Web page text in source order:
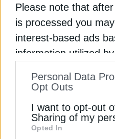
Please note that
is processed you
interest-based ads
information utilized
to your opt-out. You
information by third
of downstream
Personal Data
Opt Outs
I want to opt-out
Sharing of my
Opted In
Μπακογιάννης
ΑΠΕ: Πώς βλέπει η
για αποζημίωση των